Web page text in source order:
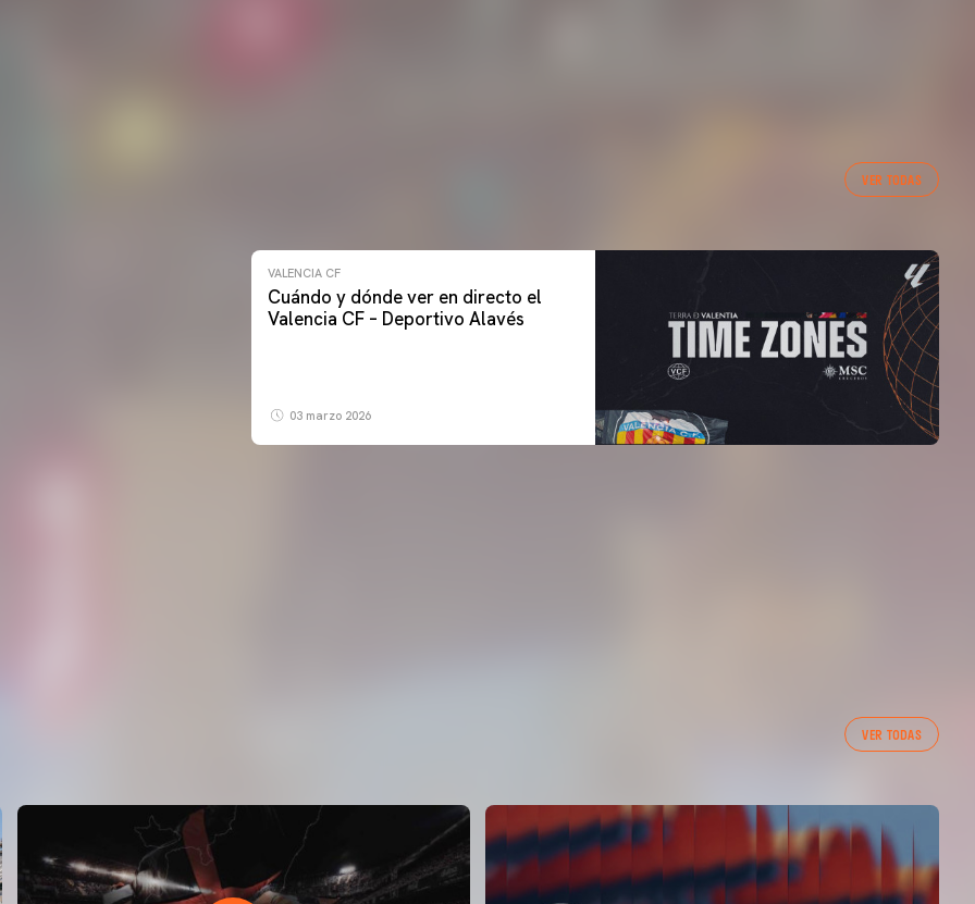
VER TODAS
VALENCIA CF
Cuándo y dónde ver en directo el
Valencia CF – Deportivo Alavés
03 marzo 2026
VER TODAS